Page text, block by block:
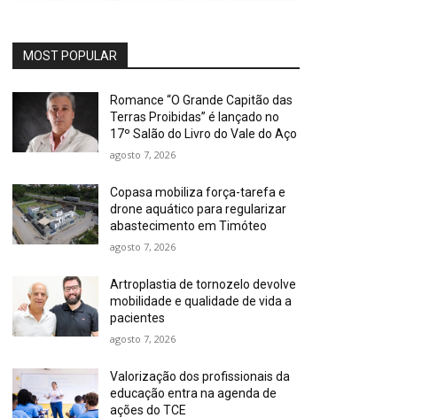
MOST POPULAR
Romance “O Grande Capitão das
Terras Proibidas” é lançado no
17º Salão do Livro do Vale do Aço
agosto 7, 2026
Copasa mobiliza força-tarefa e
drone aquático para regularizar
abastecimento em Timóteo
agosto 7, 2026
Artroplastia de tornozelo devolve
mobilidade e qualidade de vida a
pacientes
agosto 7, 2026
Valorização dos profissionais da
educação entra na agenda de
ações do TCE